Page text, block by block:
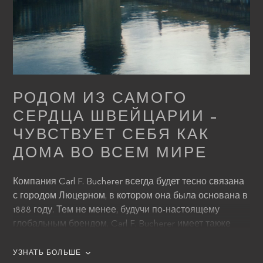
РОДОМ ИЗ САМОГО
СЕРДЦА ШВЕЙЦАРИИ –
ЧУВСТВУЕТ СЕБЯ КАК
ДОМА ВО ВСЕМ МИРЕ
Компания Carl F. Bucherer всегда будет тесно связана
с городом Люцерном, в котором она была основана в
1888 году. Тем не менее, будучи по-настоящему
глобальным брендом, Carl F. Bucherer имеет также
Выпуск новой серии часов Heritage BiCompax
УЗНАТЬ БОЛЬШЕ